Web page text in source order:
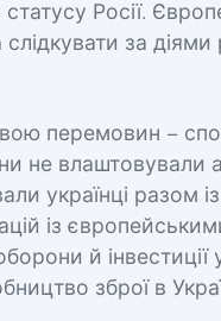
Росії.
за діями
перемовин –
не влаштовували
українці разом
із
й інвестиції
зброї в